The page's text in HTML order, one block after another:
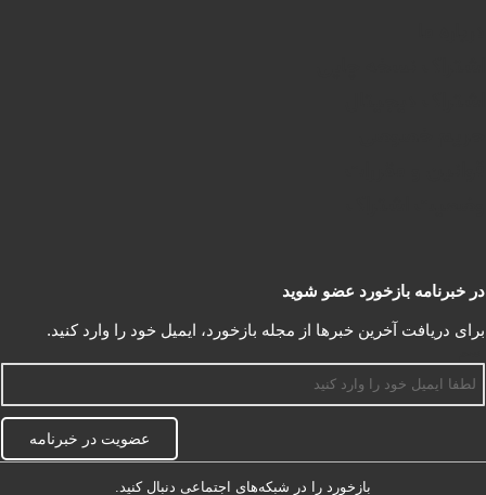
در خبرنامه بازخورد عضو شوید
برای دریافت آخرین خبرها از مجله بازخورد، ایمیل خود را وارد کنید.
عضویت در خبرنامه
بازخورد را در شبکه‌های اجتماعی دنبال کنید.